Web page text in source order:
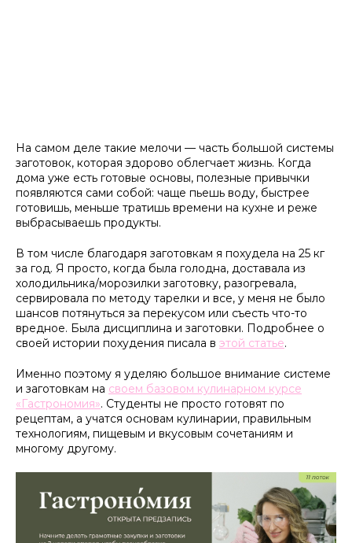
На самом деле такие мелочи — часть большой системы
заготовок, которая здорово облегчает жизнь. Когда
дома уже есть готовые основы, полезные привычки
появляются сами собой: чаще пьешь воду, быстрее
готовишь, меньше тратишь времени на кухне и реже
выбрасываешь продукты.
В том числе благодаря заготовкам я похудела на 25 кг
за год. Я просто, когда была голодна, доставала из
холодильника/морозилки заготовку, разогревала,
сервировала по методу тарелки и все, у меня не было
шансов потянуться за перекусом или съесть что-то
вредное. Была дисциплина и заготовки. Подробнее о
своей истории похудения писала в этой статье.
Именно поэтому я уделяю большое внимание системе
и заготовкам на своем базовом кулинарном курсе
«Гастрономия». Студенты не просто готовят по
рецептам, а учатся основам кулинарии, правильным
технологиям, пищевым и вкусовым сочетаниям и
многому другому.